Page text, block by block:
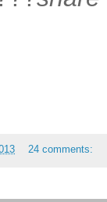
24 comments: